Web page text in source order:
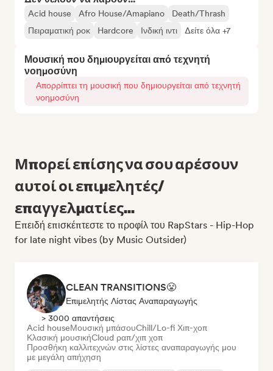
Acid house Afro House/Amapiano
Death/Thrash
Πειραματική ροκ
Hardcore Ινδική ιντι Δείτε όλα +7
Μουσική που δημιουργείται από τεχνητή
νοημοσύνη
Απορρίπτει τη μουσική που δημιουργείται από τεχνητή
νοημοσύνη
Μπορεί επίσης να σου αρέσουν
αυτοί οι επιμελητές/
επαγγελματίες...
Επειδή επισκέπτεστε το προφίλ του RapStars - Hip-Hop
for late night vibes (by Music Outsider)
CLEAN TRANSITIONS😤
Επιμελητής Λίστας Αναπαραγωγής
> 3000 απαντήσεις
Acid houseΜουσική μπάσουChill/Lo-fi Χιπ-χοπ
Κλασική μουσικήCloud ραπ/χιπ χοπ
Προσθήκη καλλιτεχνών στις λίστες αναπαραγωγής μου
με μεγάλη απήχηση